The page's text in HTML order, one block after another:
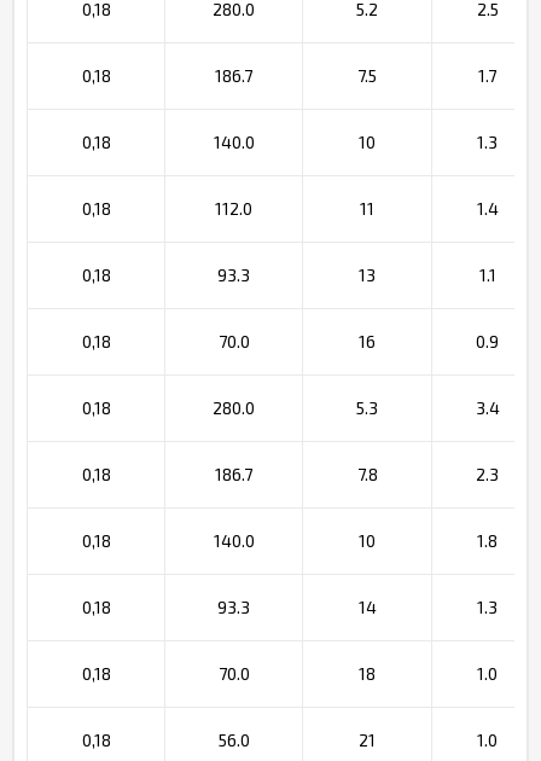
0,18 280.0 5.2 2.5
0,18 186.7 7.5 1.7
0,18 140.0 10 1.3
0,18 112.0 11 1.4
0,18 93.3 13 1.1
0,18 70.0 16 0.9
0,18 280.0 5.3 3.4
0,18 186.7 7.8 2.3
0,18 140.0 10 1.8
0,18 93.3 14 1.3
0,18 70.0 18 1.0
0,18 56.0 21 1.0